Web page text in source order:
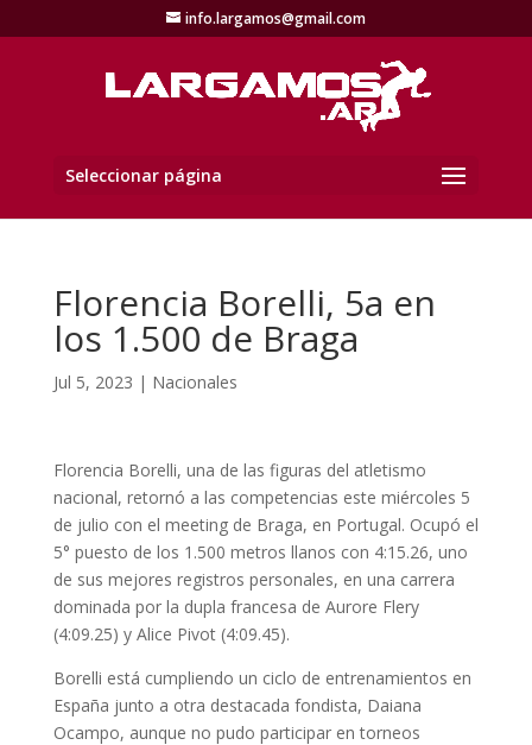
info.largamos@gmail.com
Seleccionar página
Florencia Borelli, 5a en
los 1.500 de Braga
Jul 5, 2023 | Nacionales
Florencia Borelli, una de las figuras del atletismo
nacional, retornó a las competencias este miércoles 5
de julio con el meeting de Braga, en Portugal. Ocupó el
5° puesto de los 1.500 metros llanos con 4:15.26, uno
de sus mejores registros personales, en una carrera
dominada por la dupla francesa de Aurore Flery
(4:09.25) y Alice Pivot (4:09.45).
Borelli está cumpliendo un ciclo de entrenamientos en
España junto a otra destacada fondista, Daiana
Ocampo, aunque no pudo participar en torneos